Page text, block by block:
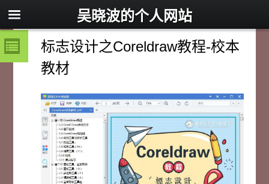
吴晓波的个人网站
标志设计之Coreldraw教程-校本
教材